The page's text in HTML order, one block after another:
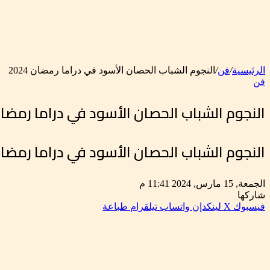
الرئيسية/فن/ النجوم الشباب الحصان الأسود في دراما رمضان 2024
فن
النجوم الشباب الحصان الأسود في دراما رمضان
النجوم الشباب الحصان الأسود في دراما رمضان
الجمعة, 15 مارس, 2024 11:41 م
شاركها
فيسبوك ‫X لينكدإن واتساب تيلقرام طباعة